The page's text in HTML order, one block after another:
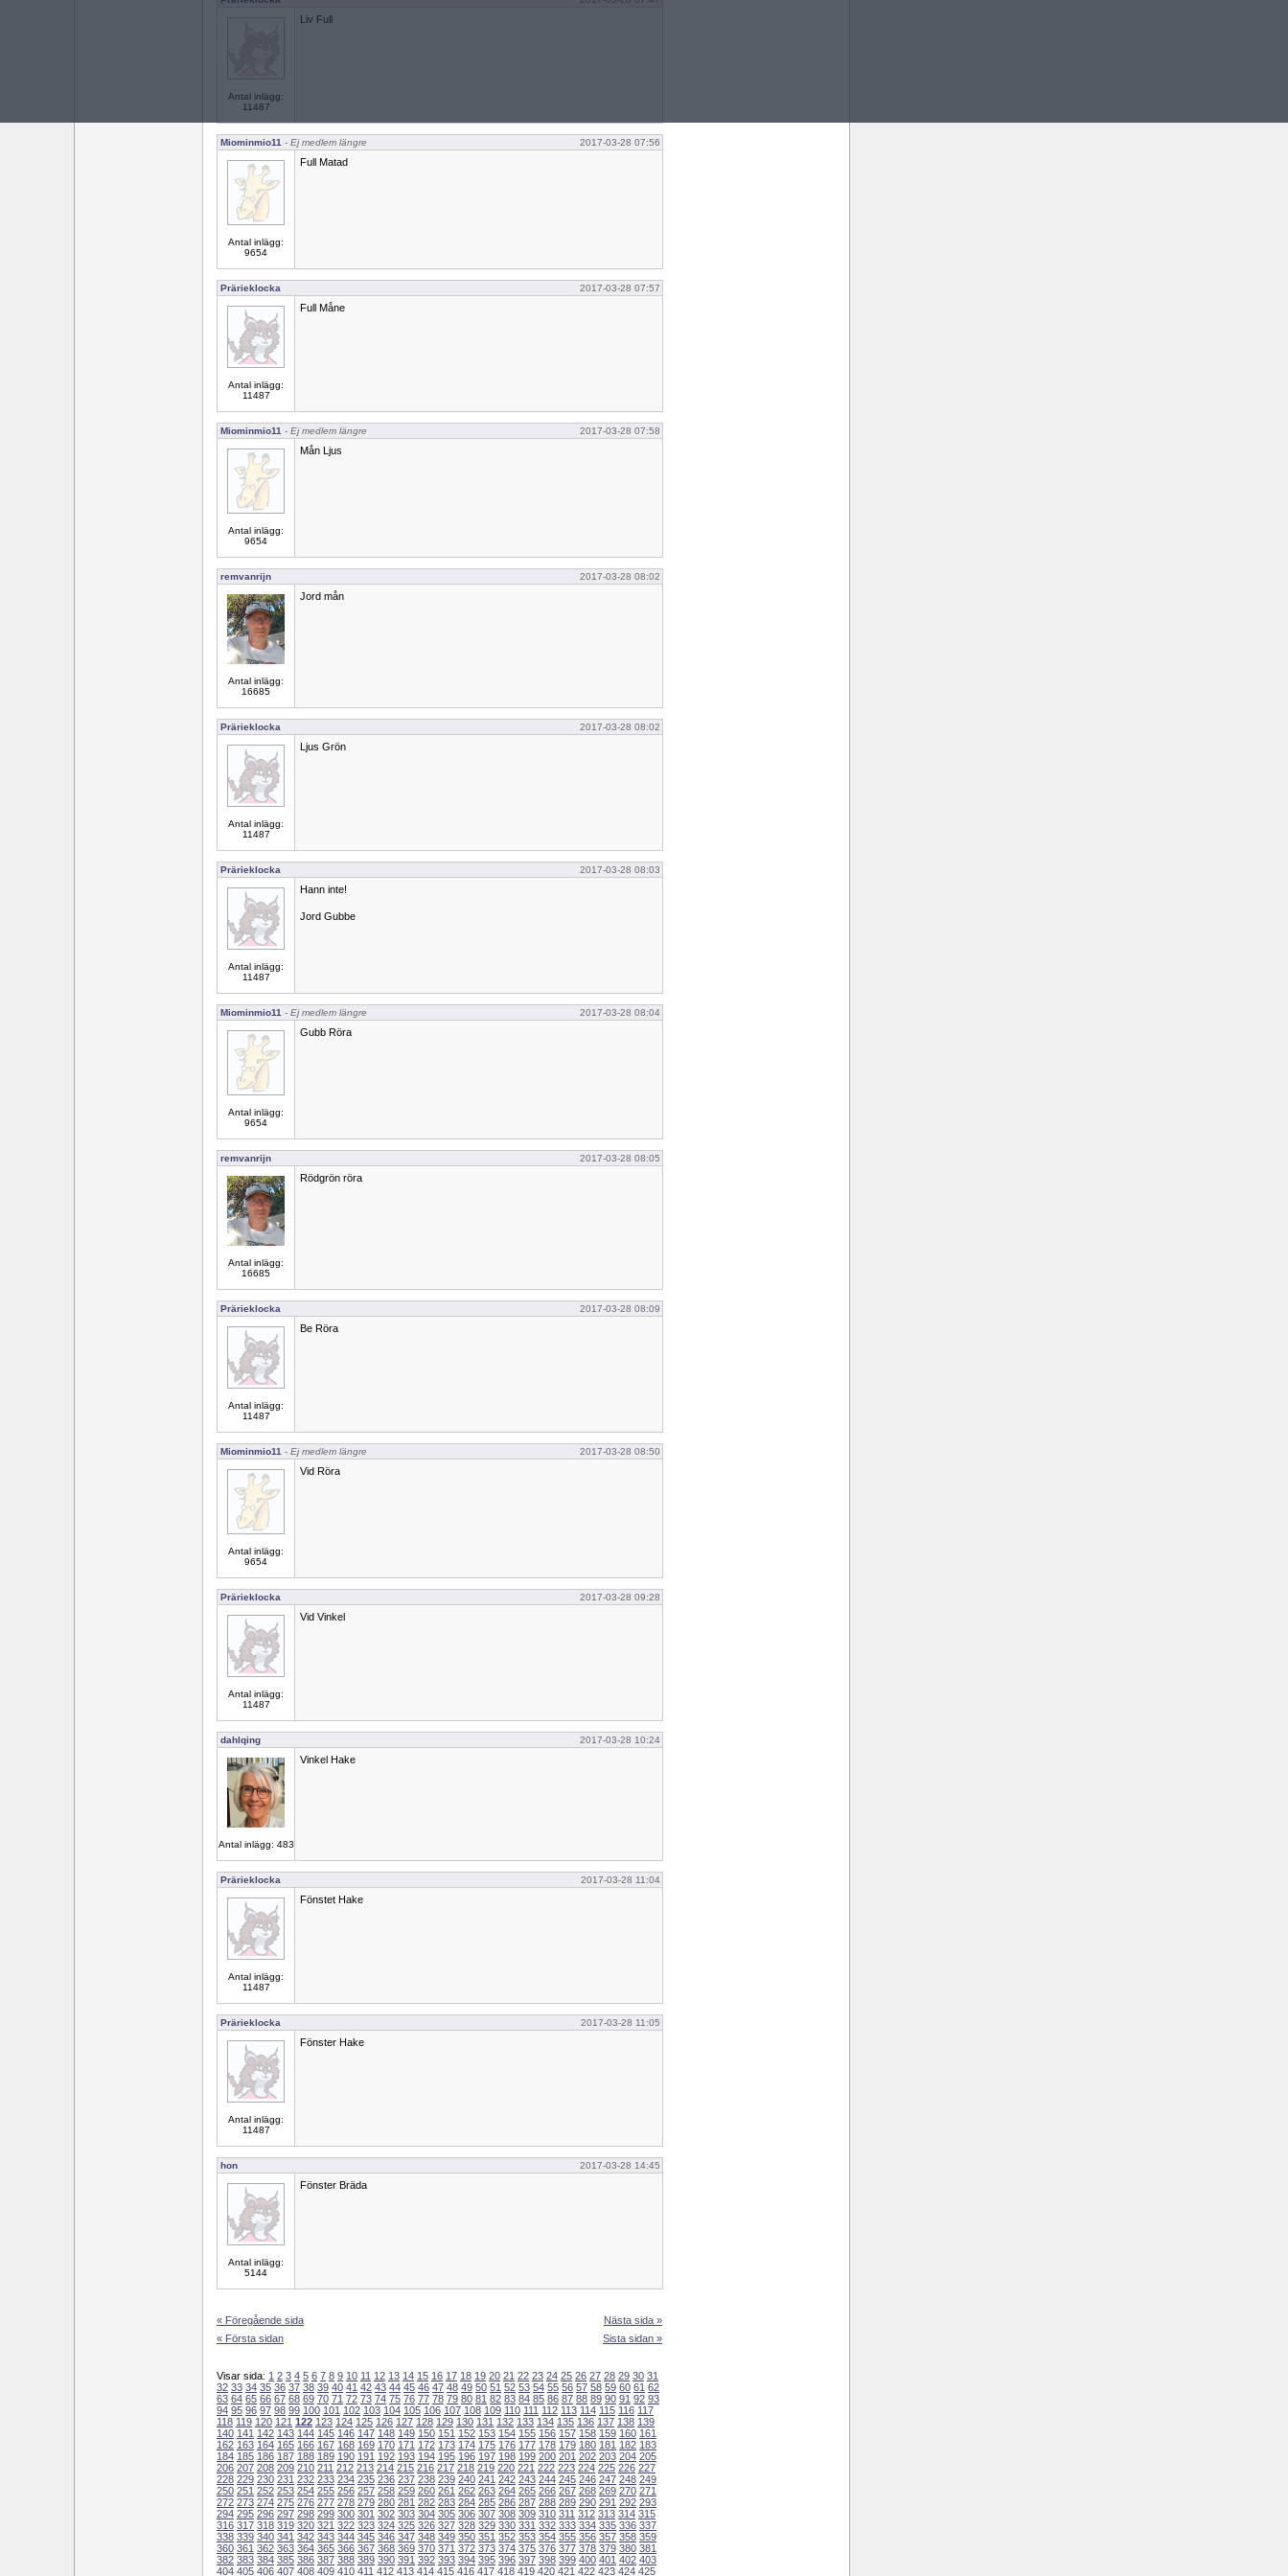
Antal inlägg:
11487
Liv Full
Miominmio11 - Ej medlem längre 2017-03-28 07:56
Antal inlägg:
9654
Full Matad
Prärieklocka 2017-03-28 07:57
Antal inlägg:
11487
Full Måne
Miominmio11 - Ej medlem längre 2017-03-28 07:58
Antal inlägg:
9654
Mån Ljus
remvanrijn 2017-03-28 08:02
Antal inlägg:
16685
Jord mån
Prärieklocka 2017-03-28 08:02
Antal inlägg:
11487
Ljus Grön
Prärieklocka 2017-03-28 08:03
Antal inlägg:
11487
Hann inte!
Jord Gubbe
Miominmio11 - Ej medlem längre 2017-03-28 08:04
Antal inlägg:
9654
Gubb Röra
remvanrijn 2017-03-28 08:05
Antal inlägg:
16685
Rödgrön röra
Prärieklocka 2017-03-28 08:09
Antal inlägg:
11487
Be Röra
Miominmio11 - Ej medlem längre 2017-03-28 08:50
Antal inlägg:
9654
Vid Röra
Prärieklocka 2017-03-28 09:28
Antal inlägg:
11487
Vid Vinkel
dahlqing 2017-03-28 10:24
Antal inlägg: 483
Vinkel Hake
Prärieklocka 2017-03-28 11:04
Antal inlägg:
11487
Fönstet Hake
Prärieklocka 2017-03-28 11:05
Antal inlägg:
11487
Fönster Hake
hon 2017-03-28 14:45
Antal inlägg:
5144
Fönster Bräda
« Föregående sida
« Första sidan
Nästa sida »
Sista sidan »
Visar sida: 1 2 3 4 5 6 7 8 9 10 11 12 13 14 15 16 17 18 19 20 21 22 23 24 25 26 27 28 29 30 31
32 33 34 35 36 37 38 39 40 41 42 43 44 45 46 47 48 49 50 51 52 53 54 55 56 57 58 59 60 61 62
63 64 65 66 67 68 69 70 71 72 73 74 75 76 77 78 79 80 81 82 83 84 85 86 87 88 89 90 91 92 93
94 95 96 97 98 99 100 101 102 103 104 105 106 107 108 109 110 111 112 113 114 115 116 117
118 119 120 121 122 123 124 125 126 127 128 129 130 131 132 133 134 135 136 137 138 139
140 141 142 143 144 145 146 147 148 149 150 151 152 153 154 155 156 157 158 159 160 161
162 163 164 165 166 167 168 169 170 171 172 173 174 175 176 177 178 179 180 181 182 183
184 185 186 187 188 189 190 191 192 193 194 195 196 197 198 199 200 201 202 203 204 205
206 207 208 209 210 211 212 213 214 215 216 217 218 219 220 221 222 223 224 225 226 227
228 229 230 231 232 233 234 235 236 237 238 239 240 241 242 243 244 245 246 247 248 249
250 251 252 253 254 255 256 257 258 259 260 261 262 263 264 265 266 267 268 269 270 271
272 273 274 275 276 277 278 279 280 281 282 283 284 285 286 287 288 289 290 291 292 293
294 295 296 297 298 299 300 301 302 303 304 305 306 307 308 309 310 311 312 313 314 315
316 317 318 319 320 321 322 323 324 325 326 327 328 329 330 331 332 333 334 335 336 337
338 339 340 341 342 343 344 345 346 347 348 349 350 351 352 353 354 355 356 357 358 359
360 361 362 363 364 365 366 367 368 369 370 371 372 373 374 375 376 377 378 379 380 381
382 383 384 385 386 387 388 389 390 391 392 393 394 395 396 397 398 399 400 401 402 403
404 405 406 407 408 409 410 411 412 413 414 415 416 417 418 419 420 421 422 423 424 425